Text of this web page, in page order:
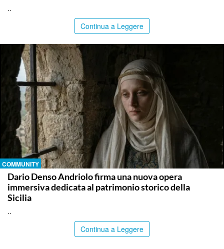
..
Continua a Leggere
COMMUNITY
Dario Denso Andriolo firma una nuova opera
immersiva dedicata al patrimonio storico della
Sicilia
..
Continua a Leggere